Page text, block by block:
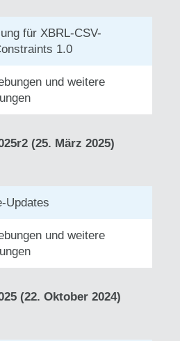
für XBRL-CSV-
1.0
und weitere
(25. März 2025)
Updates
und weitere
(22. Oktober 2024)